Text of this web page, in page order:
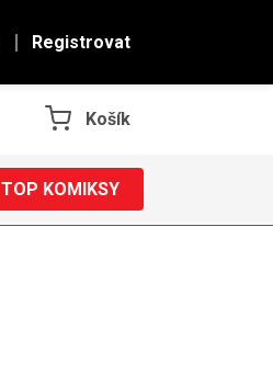
Registrovat
Košík
TOP KOMIKSY